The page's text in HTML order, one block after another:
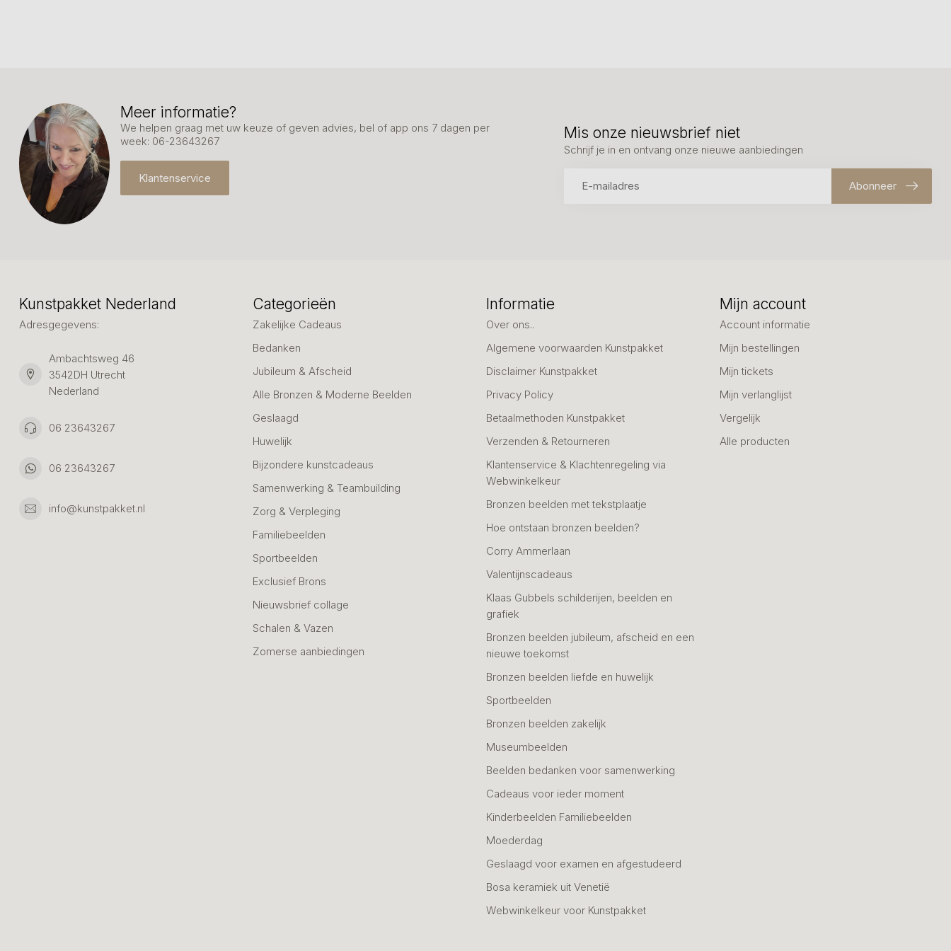
Meer informatie?
We helpen graag met uw keuze of geven advies, bel of app ons 7 dagen per
week: 06-23643267
Klantenservice
Mis onze nieuwsbrief niet
Schrijf je in en ontvang onze nieuwe aanbiedingen
Abonneer
Kunstpakket Nederland
Adresgegevens:
Ambachtsweg 46
3542DH Utrecht
Nederland
06 23643267
06 23643267
info@kunstpakket.nl
Categorieën
Zakelijke Cadeaus
Bedanken
Jubileum & Afscheid
Alle Bronzen & Moderne Beelden
Geslaagd
Huwelijk
Bijzondere kunstcadeaus
Samenwerking & Teambuilding
Zorg & Verpleging
Familiebeelden
Sportbeelden
Exclusief Brons
Nieuwsbrief collage
Schalen & Vazen
Zomerse aanbiedingen
Informatie
Over ons..
Algemene voorwaarden Kunstpakket
Disclaimer Kunstpakket
Privacy Policy
Betaalmethoden Kunstpakket
Verzenden & Retourneren
Klantenservice & Klachtenregeling via
Webwinkelkeur
Bronzen beelden met tekstplaatje
Hoe ontstaan bronzen beelden?
Corry Ammerlaan
Valentijnscadeaus
Klaas Gubbels schilderijen, beelden en
grafiek
Bronzen beelden jubileum, afscheid en een
nieuwe toekomst
Bronzen beelden liefde en huwelijk
Sportbeelden
Bronzen beelden zakelijk
Museumbeelden
Beelden bedanken voor samenwerking
Cadeaus voor ieder moment
Kinderbeelden Familiebeelden
Moederdag
Geslaagd voor examen en afgestudeerd
Bosa keramiek uit Venetië
Webwinkelkeur voor Kunstpakket
Mijn account
Account informatie
Mijn bestellingen
Mijn tickets
Mijn verlanglijst
Vergelijk
Alle producten